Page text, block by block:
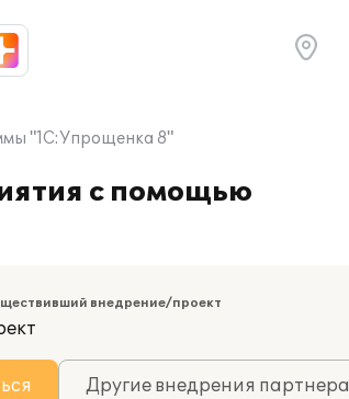
"1С:Упрощенка 8"
с помощью
внедрение/проект
Другие внедрения партнера